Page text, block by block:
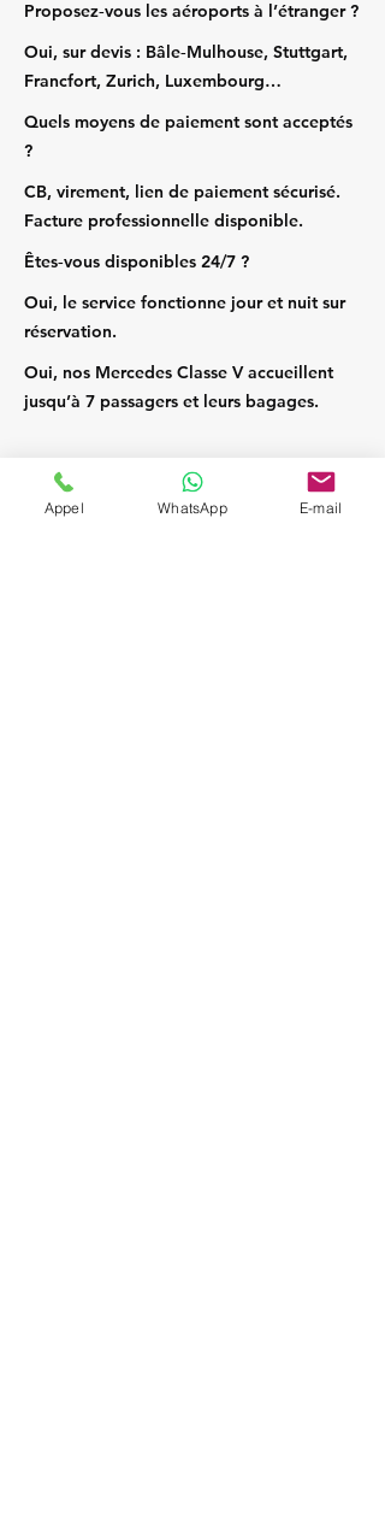
Proposez‑vous les aéroports à l’étranger ?
Oui, sur devis : Bâle‑Mulhouse, Stuttgart,
Francfort, Zurich, Luxembourg…
Quels moyens de paiement sont acceptés
?
CB, virement, lien de paiement sécurisé.
Facture professionnelle disponible.
Êtes‑vous disponibles 24/7 ?
Oui, le service fonctionne jour et nuit sur
réservation.
Oui, nos Mercedes Classe V accueillent
jusqu’à 7 passagers et leurs bagages.
Appel WhatsApp E-mail